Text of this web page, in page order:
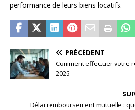
performance de leurs biens locatifs.
PRÉCÉDENT
Comment effectuer votre
2026
Délai remboursement mutuelle :